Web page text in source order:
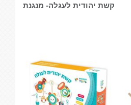
קשת יהודית לעגלה- מנגנת